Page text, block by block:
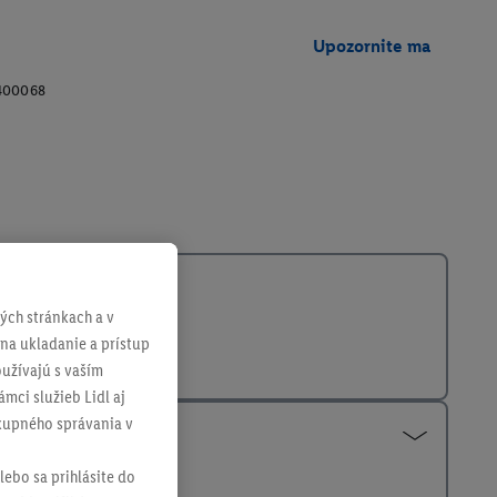
Upozornite ma
stránkach a v
ukladanie a prístup
s vaším
služieb Lidl aj
správania v
sa prihlásite do